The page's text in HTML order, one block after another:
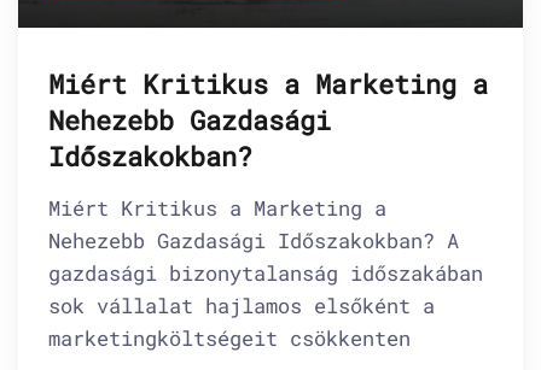
Miért Kritikus a Marketing a
Nehezebb Gazdasági
Időszakokban?
Miért Kritikus a Marketing a
Nehezebb Gazdasági Időszakokban? A
gazdasági bizonytalanság időszakában
sok vállalat hajlamos elsőként a
marketingköltségeit csökkenten